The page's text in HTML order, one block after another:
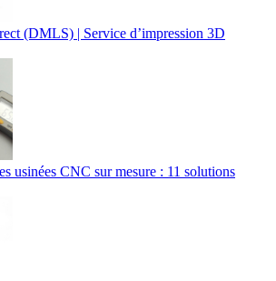
(DMLS) | Service d’impression 3D
usinées CNC sur mesure : 11 solutions